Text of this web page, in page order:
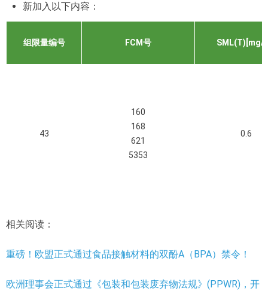
新加入以下内容：
组限量编号 FCM号 SML(T)[mg/
43
160
168
621
5353
0.6
相关阅读：
重磅！欧盟正式通过食品接触材料的双酚A（BPA）禁令！
欧洲理事会正式通过《包装和包装废弃物法规》(PPWR)，开